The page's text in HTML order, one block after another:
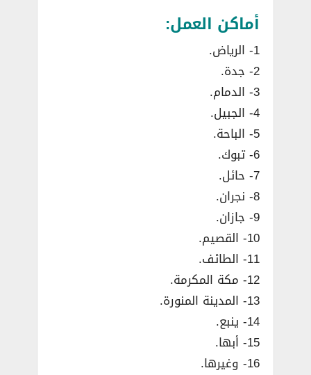
أماكن العمل:
1- الرياض.
2- جدة.
3- الدمام.
4- الجبيل.
5- الباحة.
6- تبوك.
7- حائل.
8- نجران.
9- جازان.
10- القصيم.
11- الطائف.
12- مكة المكرمة.
13- المدينة المنورة.
14- ينبع.
15- أبها.
16- وغيرها.